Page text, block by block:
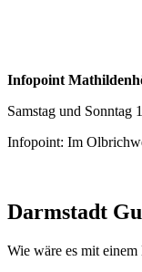
Infopoint
Samstag und Sonntag
Infopoint: Im
Darmstadt
Wie wäre es mit